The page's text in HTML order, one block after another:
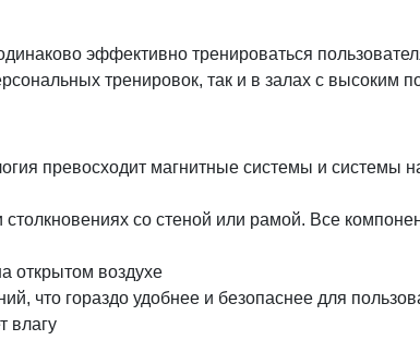
эффективно тренироваться
тренировок, так и в залах с высоким
превосходит магнитные системы и системы
со стеной или рамой. Все
открытом воздухе
что гораздо удобнее и безопаснее для
влагу